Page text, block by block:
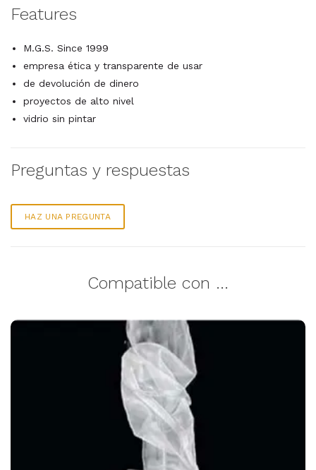
Features
M.G.S. Since 1999
empresa ética y transparente de usar
de devolución de dinero
proyectos de alto nivel
vidrio sin pintar
Preguntas y respuestas
HAZ UNA PREGUNTA
Compatible con ...